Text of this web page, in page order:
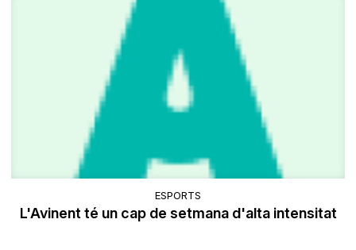
ESPORTS
L'Avinent té un cap de setmana d'alta intensitat